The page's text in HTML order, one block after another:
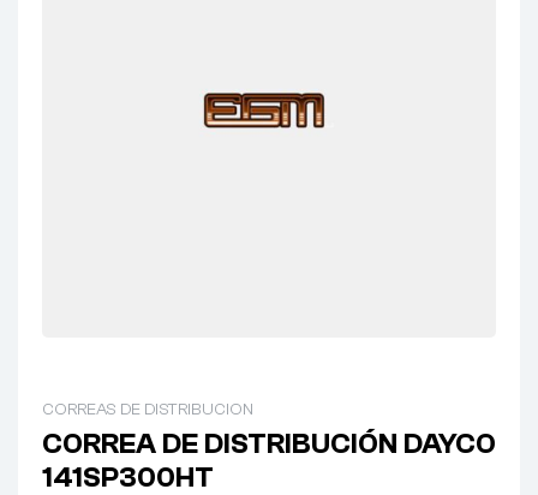
CORREAS DE DISTRIBUCION
CORREA DE DISTRIBUCIÓN DAYCO
141SP300HT